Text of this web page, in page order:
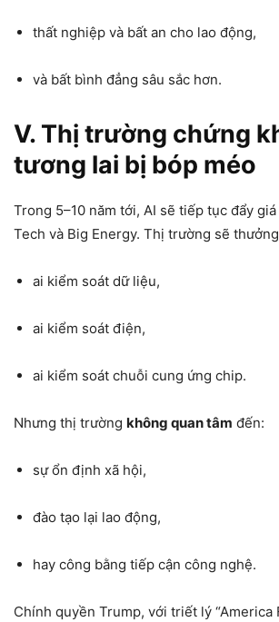
thất nghiệp và bất an cho lao động,
và bất bình đẳng sâu sắc hơn.
V. Thị trường chứng
tương lai bị bóp méo
Trong 5–10 năm tới, AI sẽ tiếp tục đẩy
Tech và Big Energy. Thị trường sẽ
ai kiểm soát dữ liệu,
ai kiểm soát điện,
ai kiểm soát chuỗi cung ứng chip.
Nhưng thị trường không quan tâm đến:
sự ổn định xã hội,
đào tạo lại lao động,
hay công bằng tiếp cận công nghệ.
Chính quyền Trump, với triết lý “America